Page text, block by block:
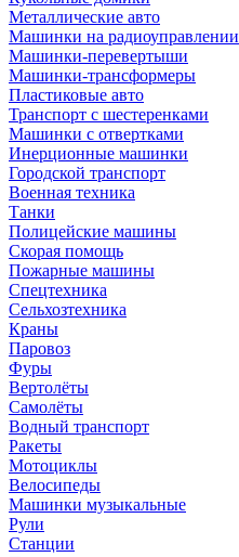
Металлические авто
Машинки на радиоуправлении
Машинки-перевертыши
Машинки-трансформеры
Пластиковые авто
Транспорт с шестеренками
Машинки с отвертками
Инерционные машинки
Городской транспорт
Военная техника
Танки
Полицейские машины
Скорая помощь
Пожарные машины
Спецтехника
Сельхозтехника
Краны
Паровоз
Фуры
Вертолёты
Самолёты
Водный транспорт
Ракеты
Мотоциклы
Велосипеды
Машинки музыкальные
Рули
Станции